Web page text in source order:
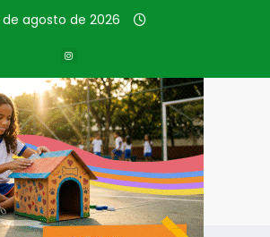
agosto de 2026
recém-nascidos
inicial recém-nascidos